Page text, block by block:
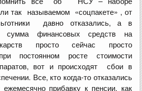
так называемом «соцпакете» , от
давно отказались, а в
сумма финансовых средств на
просто сейчас просто
постоянном росте стоимости
вот и происходят сбои в
Все, кто когда-то отказались
прибавку к пенсии, как